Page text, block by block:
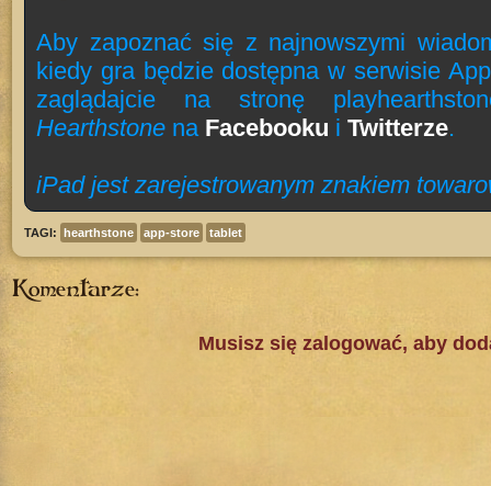
Aby zapoznać się z najnowszymi
kiedy gra będzie dostępna w serwisie
zaglądajcie na stronę
Hearthstone na Facebooku i Twitterze.
iPad jest zarejestrowanym znakiem
TAGI: hearthstone app-store tablet
Komentarze:
Musisz się zalogować, aby